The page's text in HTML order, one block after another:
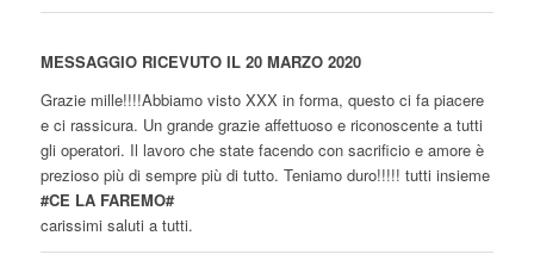
MESSAGGIO RICEVUTO IL 20 MARZO 2020
Grazie mille!!!!Abbiamo visto XXX in forma, questo ci fa piacere
e ci rassicura. Un grande grazie affettuoso e riconoscente a tutti
gli operatori. Il lavoro che state facendo con sacrificio e amore è
prezioso più di sempre più di tutto. Teniamo duro!!!!! tutti insieme
#CE LA FAREMO#
carissimi saluti a tutti.